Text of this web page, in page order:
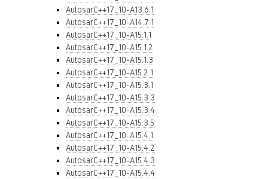
AutosarC++17_10-A13.6.1
AutosarC++17_10-A14.7.1
AutosarC++17_10-A15.1.1
AutosarC++17_10-A15.1.2
AutosarC++17_10-A15.1.3
AutosarC++17_10-A15.2.1
AutosarC++17_10-A15.3.1
AutosarC++17_10-A15.3.3
AutosarC++17_10-A15.3.4
AutosarC++17_10-A15.3.5
AutosarC++17_10-A15.4.1
AutosarC++17_10-A15.4.2
AutosarC++17_10-A15.4.3
AutosarC++17_10-A15.4.4